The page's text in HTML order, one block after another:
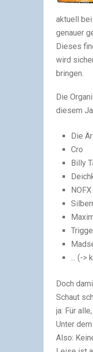
aktuell
genauer
Dieses
wird
bringen.
Die
diesem
Die
Cro
Billy
NOFX
... (-
Doch
Schaut
ja: Für
Unter
Also: